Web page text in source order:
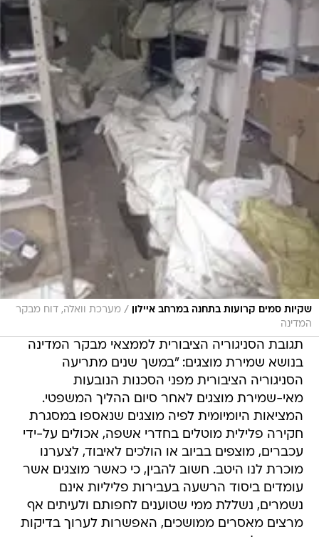
שקיות סמים קרועות בתחנה במרחב איילון / מערכת וואלה, דוח מבקר
המדינה
תגובת הסניגוריה הציבורית לממצאי מבקר המדינה
בנושא שמירת מוצגים: "במשך שנים מתריעה
הסניגוריה הציבורית מפני הסכנות הנובעות
מאי-שמירת מוצגים לאחר סיום ההליך המשפטי.
המציאות היומיומית לפיה מוצגים שנאספו במסגרת
חקירה פלילית מוטלים בחדרי אשפה, אכולים על-ידי
עכברים, מוצפים בביוב או הולכים לאיבוד, לצערנו
מוכרת לנו היטב. חשוב להבין, כי כאשר מוצגים אשר
עומדים ביסוד הרשעה בעבירות פליליות אינם
נשמרים, נשללת ממי שטוענים לחפותם ולעיתים אף
מרצים מאסרים ממושכים, האפשרות לערוך בדיקות